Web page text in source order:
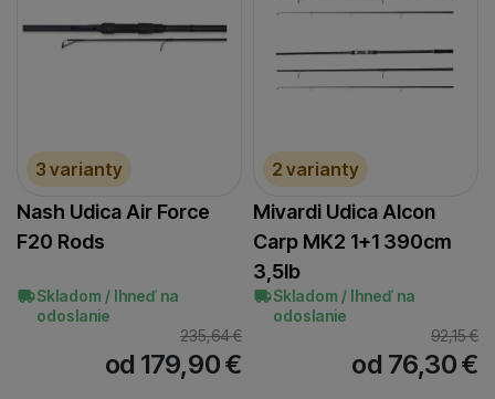
3 varianty
Nash Udica Air Force
F20 Rods
Skladom / Ihneď na
odoslanie
235,64€
od 179,90€
2 varianty
Mivardi Udica Alcon
Carp MK2 1+1 390cm
3,5lb
Skladom / Ihneď na
odoslanie
92,15€
od 76,30€